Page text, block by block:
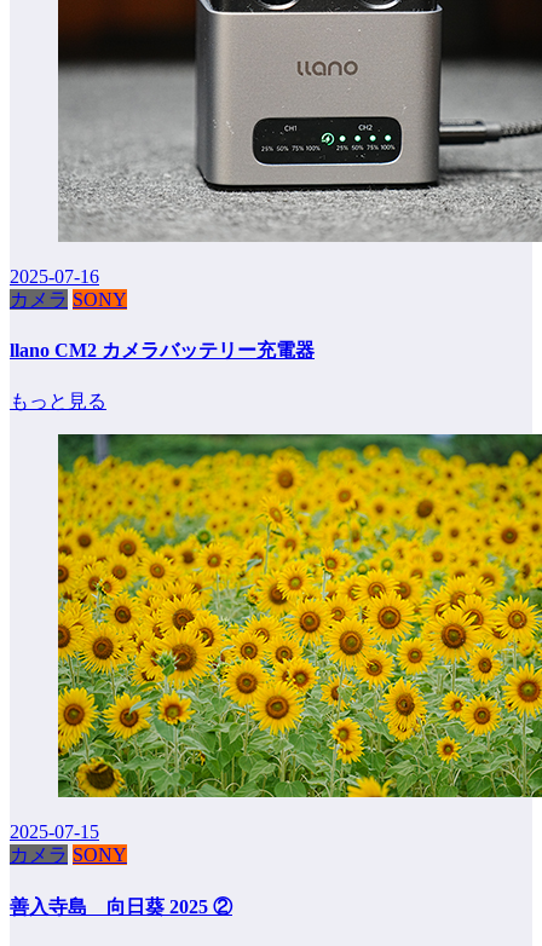
2025-07-16
カメラ SONY
llano CM2 カメラバッテリー充電器
もっと見る
2025-07-15
カメラ SONY
善入寺島 向日葵 2025 ②